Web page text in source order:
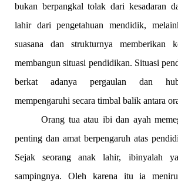
bukan berpangkal tolak dari kesadaran
lahir dari pengetahuan mendidik,
suasana dan strukturnya memberikan
membangun situasi pendidikan. Situasi
berkat adanya pergaulan dan
mempengaruhi secara timbal balik antara
Orang tua atau ibi dan ayah
penting dan amat berpengaruh atas
Sejak seorang anak lahir, ibinyalah
sampingnya. Oleh karena itu ia